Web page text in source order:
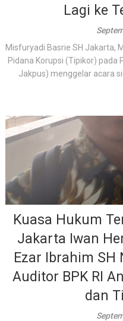
Lagi ke
Misfuryadi Basrie SH Jakarta,
Pidana Korupsi (Tipikor) pada
Jakpus) menggelar acara
Kuasa Hukum
Jakarta Iwan
Ezar Ibrahim SH
Auditor BPK RI
dan